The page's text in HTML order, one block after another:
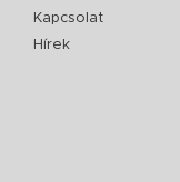
Kapcsolat
Hírek